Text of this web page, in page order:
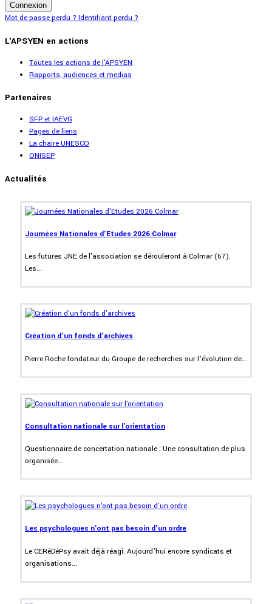
Connexion
Mot de passe perdu ?Identifiant perdu ?
L'APSYEN en actions
Toutes les actions de l'APSYEN
Rapports, audiences et medias
Partenaires
SFP et IAEVG
Pages de liens
La chaire UNESCO
ONISEP
Actualités
Journées Nationales d'Etudes 2026 Colmar
Les futures JNE de l'association se dérouleront à Colmar (67).
Les...
Création d'un fonds d'archives
Pierre Roche fondateur du Groupe de recherches sur l’évolution de...
Consultation nationale sur l'orientation
Questionnaire de concertation nationale : Une consultation de plus
organisée...
Les psychologues n'ont pas besoin d'un ordre
Le CERéDéPsy avait déjà réagi. Aujourd’hui encore syndicats et
organisations...